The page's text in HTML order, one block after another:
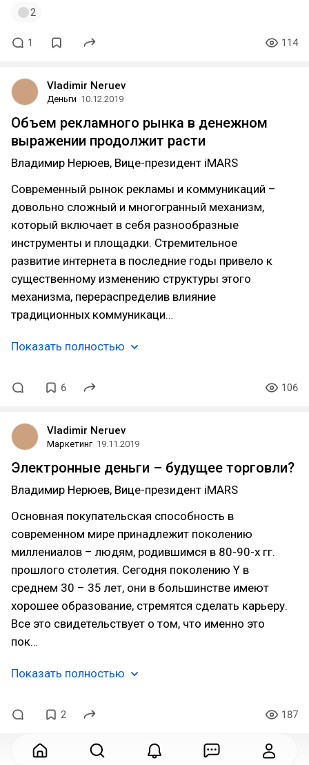
2
1 114
Vladimir Neruev
Деньги 10.12.2019
Объем рекламного рынка в денежном
выражении продолжит расти
Владимир Нерюев, Вице-президент iMARS
Современный рынок рекламы и коммуникаций –
довольно сложный и многогранный механизм,
который включает в себя разнообразные
инструменты и площадки. Стремительное
развитие интернета в последние годы привело к
существенному изменению структуры этого
механизма, перераспределив влияние
традиционных коммуникаци…
Показать полностью
6 106
Vladimir Neruev
Маркетинг 19.11.2019
Электронные деньги – будущее торговли?
Владимир Нерюев, Вице-президент iMARS
Основная покупательская способность в
современном мире принадлежит поколению
миллениалов – людям, родившимся в 80-90-х гг.
прошлого столетия. Сегодня поколению Y в
среднем 30 – 35 лет, они в большинстве имеют
хорошее образование, стремятся сделать карьеру.
Все это свидетельствует о том, что именно это
пок…
Показать полностью
2 187